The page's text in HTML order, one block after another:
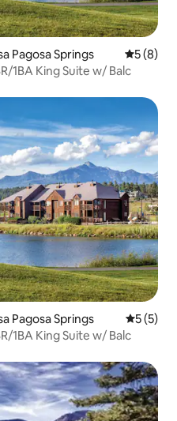
Pagosa Springs
5 (8)
1BA King Suite w/ Balc
Pagosa Springs
5 (5)
1BA King Suite w/ Balc